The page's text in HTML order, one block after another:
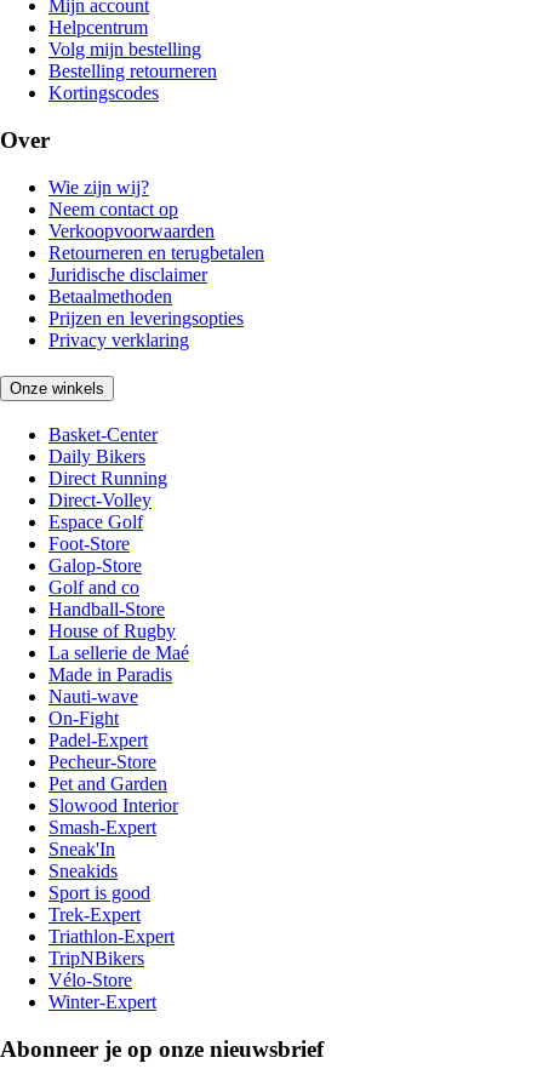
Mijn account
Helpcentrum
Volg mijn bestelling
Bestelling retourneren
Kortingscodes
Over
Wie zijn wij?
Neem contact op
Verkoopvoorwaarden
Retourneren en terugbetalen
Juridische disclaimer
Betaalmethoden
Prijzen en leveringsopties
Privacy verklaring
Onze winkels
Basket-Center
Daily Bikers
Direct Running
Direct-Volley
Espace Golf
Foot-Store
Galop-Store
Golf and co
Handball-Store
House of Rugby
La sellerie de Maé
Made in Paradis
Nauti-wave
On-Fight
Padel-Expert
Pecheur-Store
Pet and Garden
Slowood Interior
Smash-Expert
Sneak'In
Sneakids
Sport is good
Trek-Expert
Triathlon-Expert
TripNBikers
Vélo-Store
Winter-Expert
Abonneer je op onze nieuwsbrief